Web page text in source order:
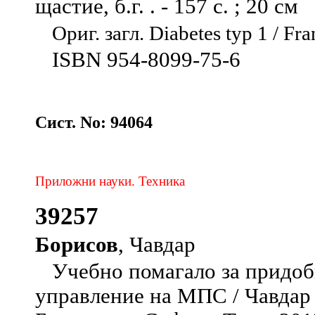
щастие, б.г. . - 157 с. ; 20 см
Ориг. загл. Diabetes typ 1 /
ISBN 954-8099-75-6
Сист. No: 94064
Приложни науки. Техника
39257
Борисов, Чавдар
Учебно помагало за
управление на МПС / Чавдар